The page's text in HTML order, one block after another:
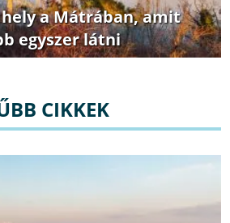
hely a Mátrában, amit
egyszer látni
CIKKEK